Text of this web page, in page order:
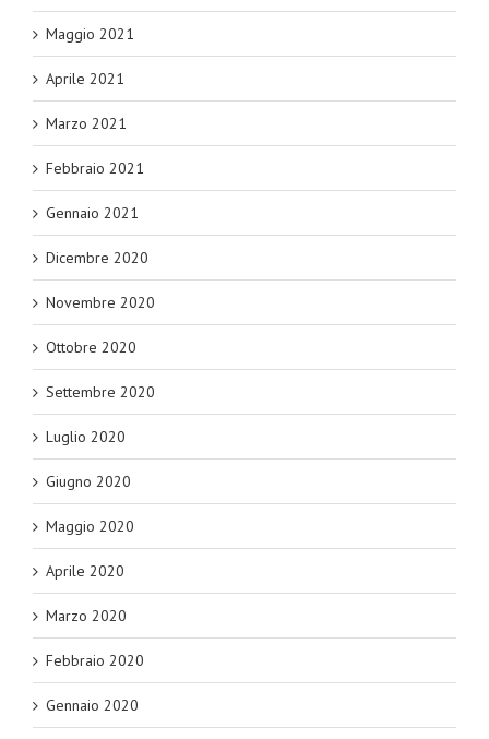
Maggio 2021
Aprile 2021
Marzo 2021
Febbraio 2021
Gennaio 2021
Dicembre 2020
Novembre 2020
Ottobre 2020
Settembre 2020
Luglio 2020
Giugno 2020
Maggio 2020
Aprile 2020
Marzo 2020
Febbraio 2020
Gennaio 2020